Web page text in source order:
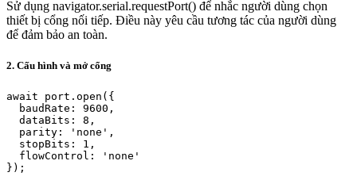
Sử dụng navigator.serial.requestPort() để nhắc người dùng chọn
thiết bị cổng nối tiếp. Điều này yêu cầu tương tác của người dùng
để đảm bảo an toàn.
2. Cấu hình và mở cổng
await port.open({
  baudRate: 9600,
  dataBits: 8,
  parity: 'none',
  stopBits: 1,
  flowControl: 'none'
});